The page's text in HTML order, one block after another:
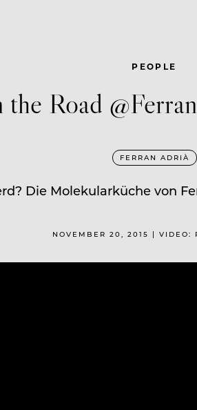
PEOPLE
the Road
FERRAN ADRIÀ
Die Molekularküche von
NOVEMBER 20, 2015 | VIDEO: